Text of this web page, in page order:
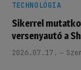
TECHNOLÓGIA
Sikerrel
versenyautó a
2026.07.17.